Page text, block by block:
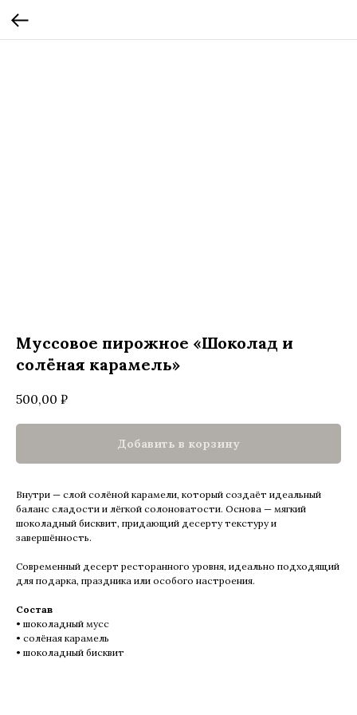
Муссовое пирожное «Шоколад и
солёная карамель»
500,00 ₽
Добавить в корзину
Внутри — слой солёной карамели, который создаёт идеальный
баланс сладости и лёгкой солоноватости. Основа — мягкий
шоколадный бисквит, придающий десерту текстуру и
завершённость.
Современный десерт ресторанного уровня, идеально подходящий
для подарка, праздника или особого настроения.
Состав
• шоколадный мусс
• солёная карамель
• шоколадный бисквит